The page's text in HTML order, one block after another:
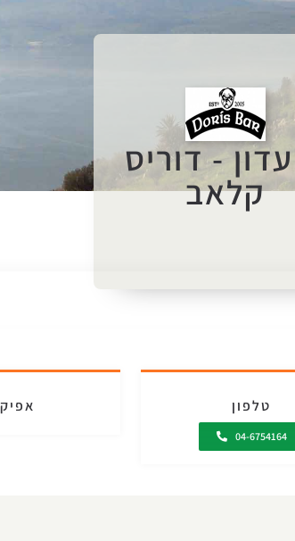
- דוריס
קלאב
טלפון
04-6754164